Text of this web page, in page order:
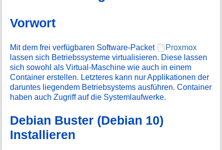
n
e
z
u
r
S
e
i
Vorwort
Mit dem frei verfügbaren Software-Packet
Proxmox
lassen sich Betriebssysteme virtualisieren. Diese lassen
sich sowohl als Virtual-Maschine wie auch in einem
Container erstellen. Letzteres kann nur Applikationen der
daruntes liegendem Betriebsystems ausführen. Container
haben auch Zugriff auf die Systemlaufwerke.
Debian Buster (Debian 10)
Installieren